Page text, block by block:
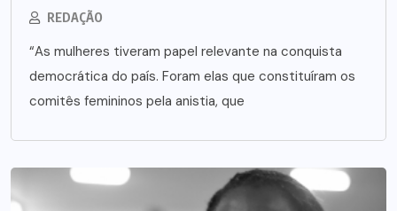
REDAÇÃO
“As mulheres tiveram papel relevante na conquista
democrática do país. Foram elas que constituíram os
comitês femininos pela anistia, que